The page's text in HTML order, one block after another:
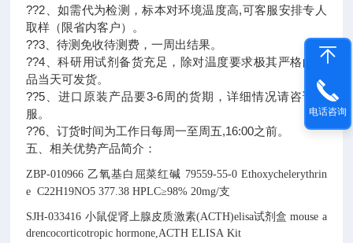
??2、如需代为检测，标本对环境温度高,可客服安排专人
取样（限省内客户）。
??3、待测免收待测费，一周出结果。
??4、科研用试剂备货充足，除对温度要求极其严格的产
品当天可发货。
??5、进口原装产品要3-6周的货期，详细情况请咨询客
服。
??6、订货时间为工作日每周一至周五,16:00之前。
五、相关优势产品简介：
ZBP-010966 乙氧基白屈菜红碱 79559-55-0 Ethoxychelerythrin
e C22H19NO5 377.38 HPLC≥98% 20mg/支
SJH-033416 小鼠促肾上腺皮质激素(ACTH)elisa试剂盒 mouse a
drencocorticotropic hormone,ACTH ELISA Kit
电话咨询